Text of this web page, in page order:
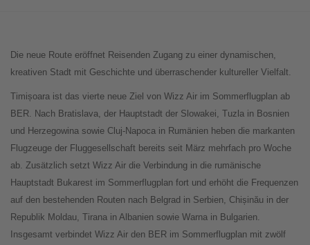
Die neue Route eröffnet Reisenden Zugang zu einer dynamischen,
kreativen Stadt mit Geschichte und überraschender kultureller Vielfalt.
Timișoara ist das vierte neue Ziel von Wizz Air im Sommerflugplan ab
BER. Nach Bratislava, der Hauptstadt der Slowakei, Tuzla in Bosnien
und Herzegowina sowie Cluj-Napoca in Rumänien heben die markanten
Flugzeuge der Fluggesellschaft bereits seit März mehrfach pro Woche
ab. Zusätzlich setzt Wizz Air die Verbindung in die rumänische
Hauptstadt Bukarest im Sommerflugplan fort und erhöht die Frequenzen
auf den bestehenden Routen nach Belgrad in Serbien, Chișinău in der
Republik Moldau, Tirana in Albanien sowie Warna in Bulgarien.
Insgesamt verbindet Wizz Air den BER im Sommerflugplan mit zwölf